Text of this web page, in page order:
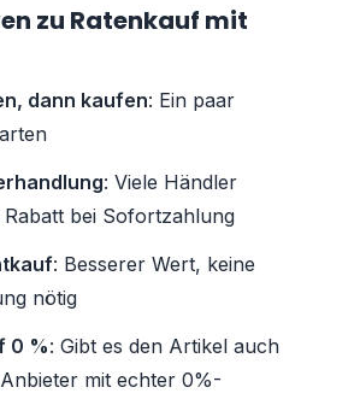
zu Ratenkauf mit
dann kaufen: Ein paar
: Viele Händler
bei Sofortzahlung
: Besserer Wert, keine
nötig
0 %: Gibt es den Artikel auch
mit echter 0%-